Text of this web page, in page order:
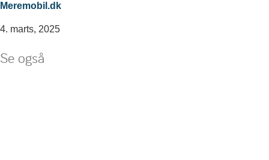
Meremobil.dk
4. marts, 2025
Se også